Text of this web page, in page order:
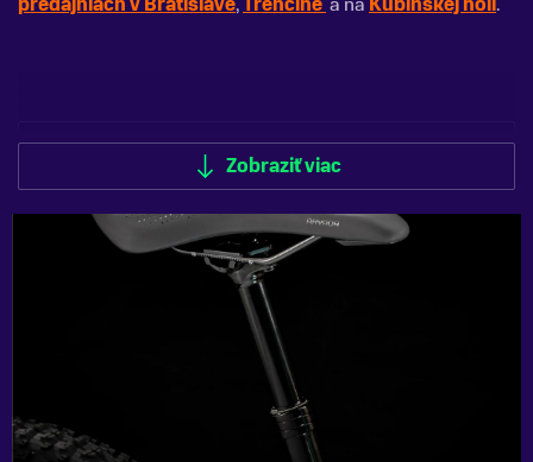
Zobraziť viac
Zobraziť menej